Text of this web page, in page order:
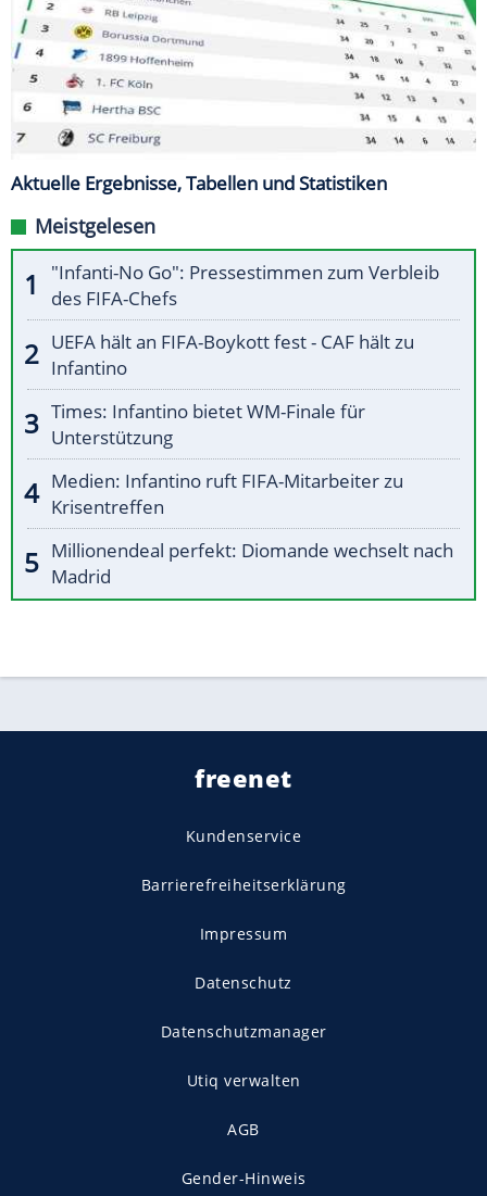
Aktuelle Ergebnisse, Tabellen und Statistiken
Meistgelesen
"Infanti-No Go": Pressestimmen zum Verbleib
des FIFA-Chefs
UEFA hält an FIFA-Boykott fest - CAF hält zu
Infantino
Times: Infantino bietet WM-Finale für
Unterstützung
Medien: Infantino ruft FIFA-Mitarbeiter zu
Krisentreffen
Millionendeal perfekt: Diomande wechselt nach
Madrid
freenet
Kundenservice
Barrierefreiheitserklärung
Impressum
Datenschutz
Datenschutzmanager
Utiq verwalten
AGB
Gender-Hinweis